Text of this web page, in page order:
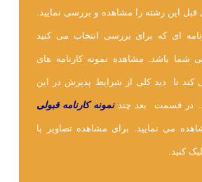
قبل این رشته را مشاهده و بررسی نمایید.
ای که برای بررسی انتخاب می کنید
شما باشد. مشاهده نمونه کارنامه های
تا دید کلی از شرایط پذیرش در این
در قسمت بعد چندنمونه کارنامه قبولی
می نمایید. برای مشاهده تصاویر با
کنید.